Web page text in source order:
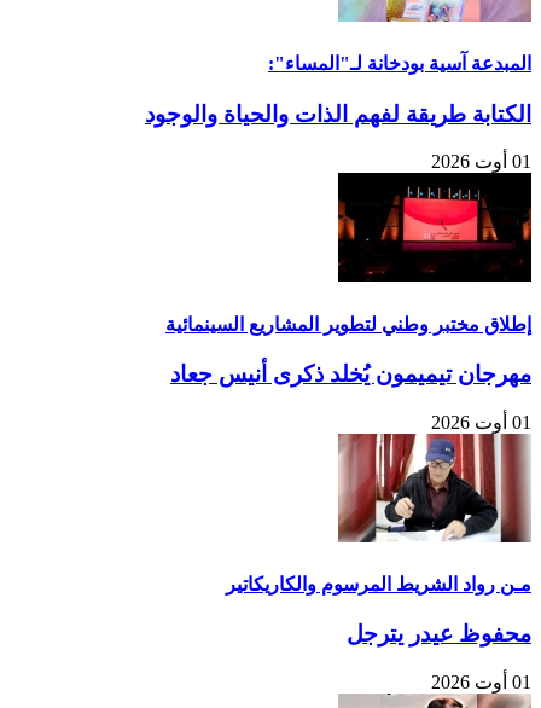
المبدعة آسية بودخانة لـ"المساء":
الكتابة طريقة لفهم الذات والحياة والوجود
01 أوت 2026
إطلاق مختبر وطني لتطوير المشاريع السينمائية
مهرجان تيميمون يُخلد ذكرى أنيس جعاد
01 أوت 2026
مـن رواد الشريط المرسوم والكاريكاتير
محفوظ عيدر يترجل
01 أوت 2026